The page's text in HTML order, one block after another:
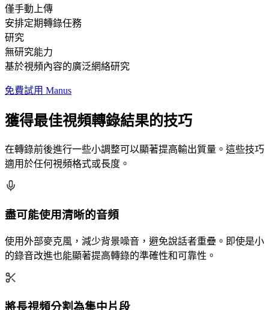
僅手動上傳
安排定期轉錄任務
研究
無研究能力
基於視頻內容的廣泛網絡研究
免費試用 Manus
獲得最佳視頻轉錄結果的技巧
在轉錄前後進行一些小調整可以顯著提高輸出質量。這些技巧
適用於任何視頻格式或長度。
盡可能使用清晰的音頻
使用外部麥克風，減少背景噪音，避免說話者重疊。即使是小
的錄音改進也能顯著提高轉錄的準確性和可靠性。
將長視頻分割為集中片段